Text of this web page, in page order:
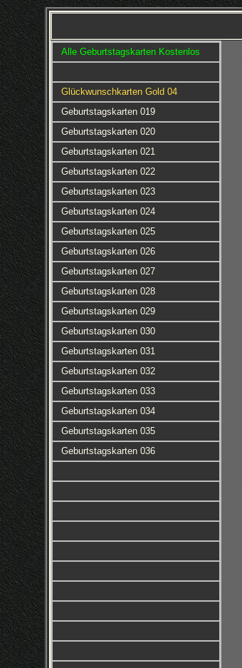
Alle Geburtstagskarten Kostenlos
Glückwunschkarten Gold 04
Geburtstagskarten 019
Geburtstagskarten 020
Geburtstagskarten 021
Geburtstagskarten 022
Geburtstagskarten 023
Geburtstagskarten 024
Geburtstagskarten 025
Geburtstagskarten 026
Geburtstagskarten 027
Geburtstagskarten 028
Geburtstagskarten 029
Geburtstagskarten 030
Geburtstagskarten 031
Geburtstagskarten 032
Geburtstagskarten 033
Geburtstagskarten 034
Geburtstagskarten 035
Geburtstagskarten 036